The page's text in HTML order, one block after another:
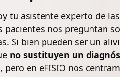
tu asistente experto de las
pacientes nos preguntan
Si bien pueden ser un
no sustituyen un
pero en eFISIO nos